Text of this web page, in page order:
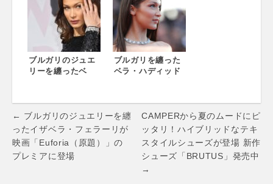
ズ・ストーリー」
のプレミアに登場
Klansman（原
題）」のプレミア
に登場
ブルガリのジュエ
リーを纏ったベ
ルがチャリティ・
ガラに登場
ブルガリを纏った
ベラ・ハディッド
Post
navigation
← ブルガリのジュエリーを纏
ったイザベラ・フェラーリが
映画「Euforia（原題）」の
プレミアに登場
CAMPERから夏のムードにピ
ッタリ！ハイブリッドなテキ
スタイルシューズが登場 新作
シューズ「BRUTUS」発売中
→